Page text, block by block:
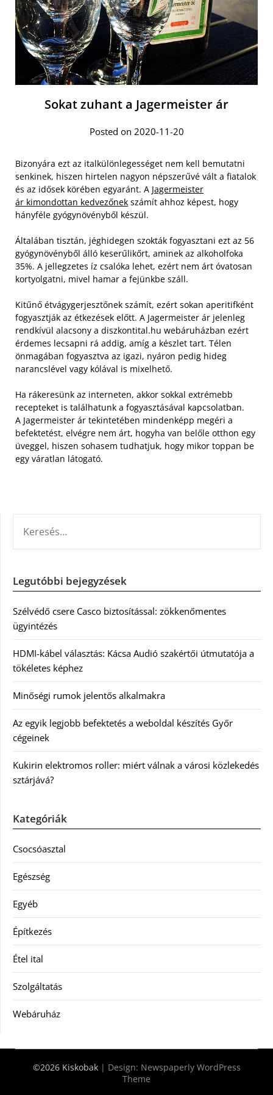
Sokat zuhant a Jagermeister ár
Posted on 2020-11-20
Bizonyára ezt az italkülönlegességet nem kell bemutatni
senkinek, hiszen hirtelen nagyon népszerűvé vált a fiatalok
és az idősek körében egyaránt. A Jagermeister
ár kimondottan kedvezőnek számít ahhoz képest, hogy
hányféle gyógynövényből készül.
Általában tisztán, jéghidegen szokták fogyasztani ezt az 56
gyógynövényből álló keserűlikőrt, aminek az alkoholfoka
35%. A jellegzetes íz csalóka lehet, ezért nem árt óvatosan
kortyolgatni, mivel hamar a fejünkbe száll.
Kitűnő étvágygerjesztőnek számít, ezért sokan aperitifként
fogyasztják az étkezések előtt. A Jagermeister ár jelenleg
rendkívül alacsony a diszkontital.hu webáruházban ezért
érdemes lecsapni rá addig, amíg a készlet tart. Télen
önmagában fogyasztva az igazi, nyáron pedig hideg
narancslével vagy kólával is mixelhető.
Ha rákeresünk az interneten, akkor sokkal extrémebb
recepteket is találhatunk a fogyasztásával kapcsolatban.
A Jagermeister ár tekintetében mindenképp megéri a
befektetést, elvégre nem árt, hogyha van belőle otthon egy
üveggel, hiszen sohasem tudhatjuk, hogy mikor toppan be
egy váratlan látogató.
Legutóbbi bejegyzések
Szélvédő csere Casco biztosítással: zökkenőmentes
ügyintézés
HDMI-kábel választás: Kácsa Audió szakértői útmutatója a
tökéletes képhez
Minőségi rumok jelentős alkalmakra
Az egyik legjobb befektetés a weboldal készítés Győr
cégeinek
Kukirin elektromos roller: miért válnak a városi közlekedés
sztárjává?
Kategóriák
Csocsóasztal
Egészség
Egyéb
Építkezés
Étel ital
Szolgáltatás
Webáruház
©2026 Kiskobak | Design: Newspaperly WordPress
Theme